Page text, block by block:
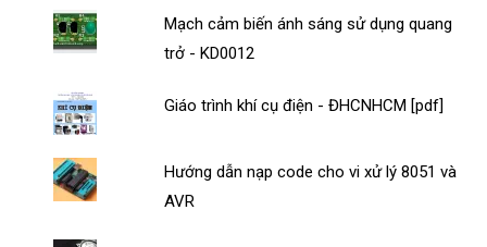
Mạch cảm biến ánh sáng sử dụng quang
trở - KD0012
Giáo trình khí cụ điện - ĐHCNHCM [pdf]
Hướng dẫn nạp code cho vi xử lý 8051 và
AVR